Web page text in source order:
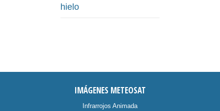
hielo
IMÁGENES METEOSAT
Infrarrojos Animada